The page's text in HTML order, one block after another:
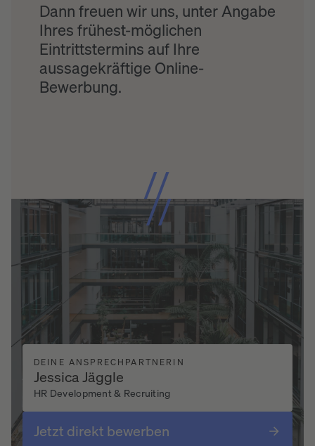
Dann freuen wir uns, unter Angabe
Ihres frühest-möglichen
Eintrittstermins auf Ihre
aussagekräftige Online-
Bewerbung.
DEINE ANSPRECHPARTNERIN
Jessica Jäggle
HR Development & Recruiting
Jetzt direkt bewerben